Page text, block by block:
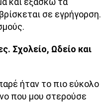
σε εγρήγορση.
Σχολείο, Ωδείο και
ήταν το πιο εύκολο
που μου στερούσε